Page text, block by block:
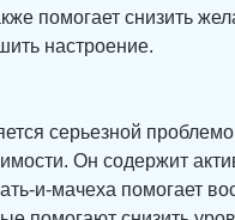
помогает снизить
настроение.
серьезной
Он содержит
и-мачеха помогает